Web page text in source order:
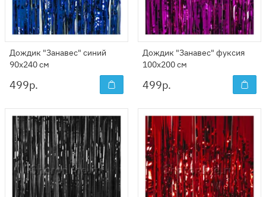
Дождик "Занавес" синий
90x240 см
499р.
Дождик "Занавес" фуксия
100x200 см
499р.